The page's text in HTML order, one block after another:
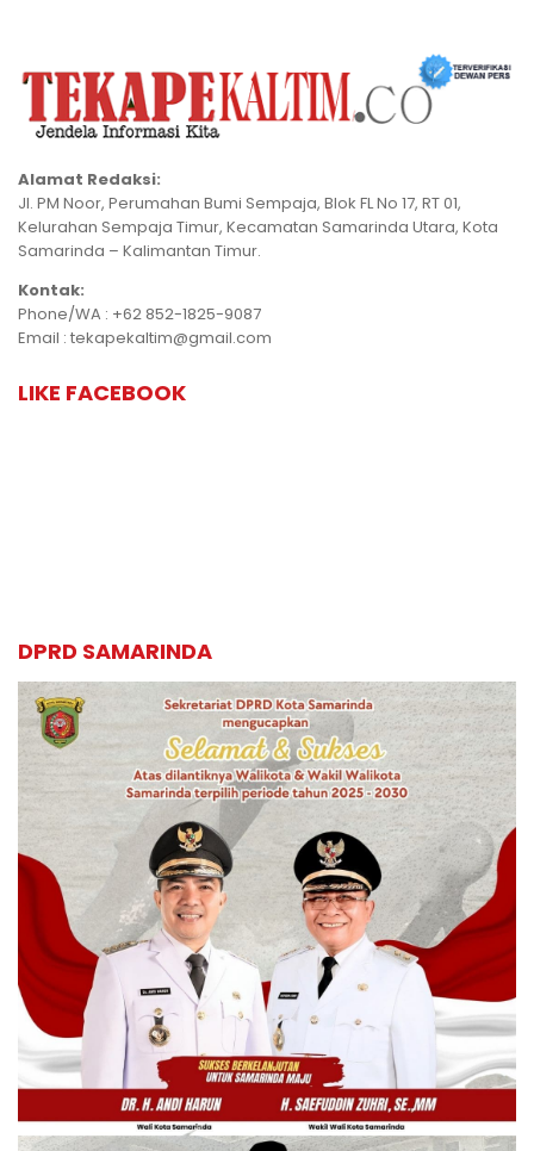
Alamat Redaksi:
Jl. PM Noor, Perumahan Bumi Sempaja, Blok FL No 17, RT 01,
Kelurahan Sempaja Timur, Kecamatan Samarinda Utara, Kota
Samarinda – Kalimantan Timur.
Kontak:
Phone/WA : +62 852-1825-9087
Email : tekapekaltim@gmail.com
LIKE FACEBOOK
DPRD SAMARINDA